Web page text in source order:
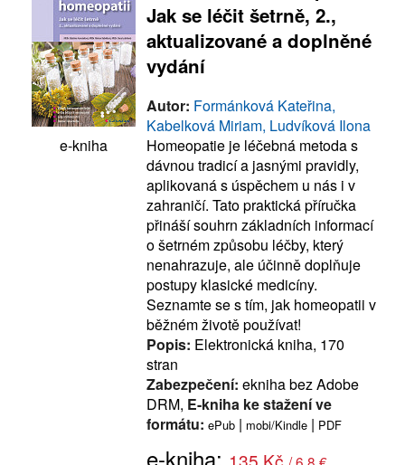
e-kniha
Jak se léčit šetrně, 2.,
aktualizované a doplněné
vydání
Autor: Formánková Kateřina,
Kabelková Miriam, Ludvíková Ilona
Homeopatie je léčebná metoda s
dávnou tradicí a jasnými pravidly,
aplikovaná s úspěchem u nás i v
zahraničí. Tato praktická příručka
přináší souhrn základních informací
o šetrném způsobu léčby, který
nenahrazuje, ale účinně doplňuje
postupy klasické medicíny.
Seznamte se s tím, jak homeopatii v
běžném životě používat!
Popis: Elektronická kniha, 170
stran
Zabezpečení: ekniha bez Adobe
DRM, E-kniha ke stažení ve
formátu: ePub | mobi/Kindle | PDF
e-kniha: 135 Kč